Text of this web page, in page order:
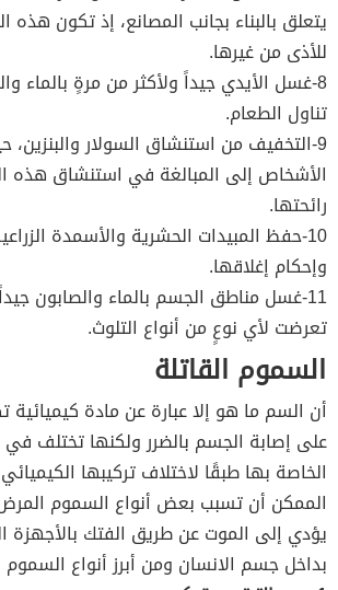
يتعلق بالبناء بجانب المصانع، إذ تكون هذه
للأذى من غيرها.
8-غسل الأيدي جيداً ولأكثر من مرةٍ بالماء
تناول الطعام.
9-التخفيف من استنشاق السولار
الأشخاص إلى المبالغة في استنشاق هذه
رائحتها.
10-حفظ المبيدات الحشرية والأسمدة
وإحكام إغلاقها.
11-غسل مناطق الجسم بالماء والصابون
تعرضت لأي نوعٍ من أنواع التلوث.
السموم القاتلة
أن السم ما هو إلا عبارة عن مادة كيميائية
على إصابة الجسم بالضرر ولكنها تختلف
الخاصة بها طبقًا لاختلاف تركيبها
الممكن أن تسبب بعض أنواع السموم
يؤدي إلى الموت عن طريق الفتك بالأجهزة
بداخل جسم الانسان ومن أبرز أنواع السموم